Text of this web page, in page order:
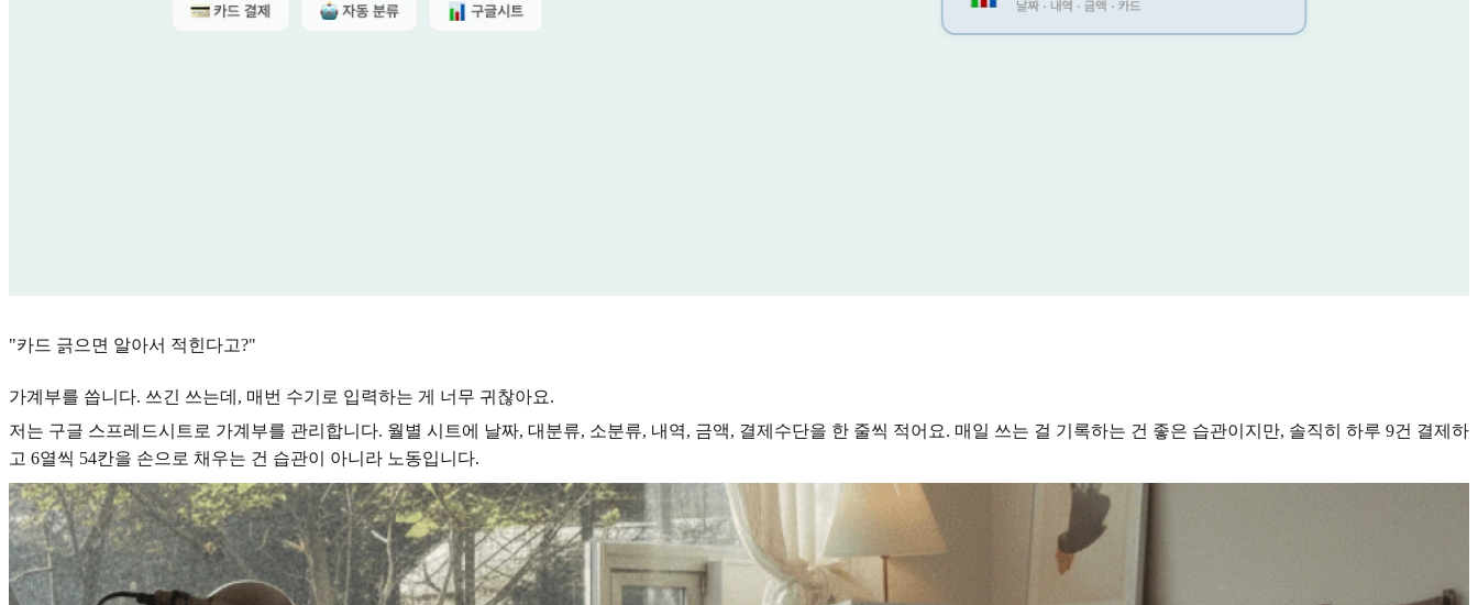
"카드 긁으면 알아서 적힌다고?"
가계부를 씁니다. 쓰긴 쓰는데, 매번 수기로 입력하는 게 너무 귀찮아요.
저는 구글 스프레드시트로 가계부를 관리합니다. 월별 시트에 날짜, 대분류, 소분류, 내역, 금액, 결제수단을 한 줄씩 적어요. 매일 쓰는 걸 기록하는 건 좋은 습관이지만, 솔직히 하루 9건 결제하
고 6열씩 54칸을 손으로 채우는 건 습관이 아니라 노동입니다.